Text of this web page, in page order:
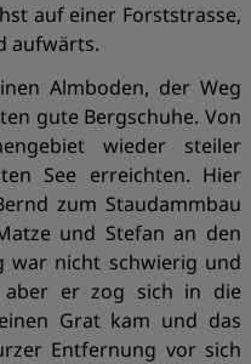
auf einer Forststrasse,
aufwärts.
Almboden, der Weg
gute Bergschuhe. Von
wieder steiler
See erreichten. Hier
zum Staudammbau
und Stefan an den
war nicht schwierig und
aber er zog sich in die
Grat kam und das
Entfernung vor sich